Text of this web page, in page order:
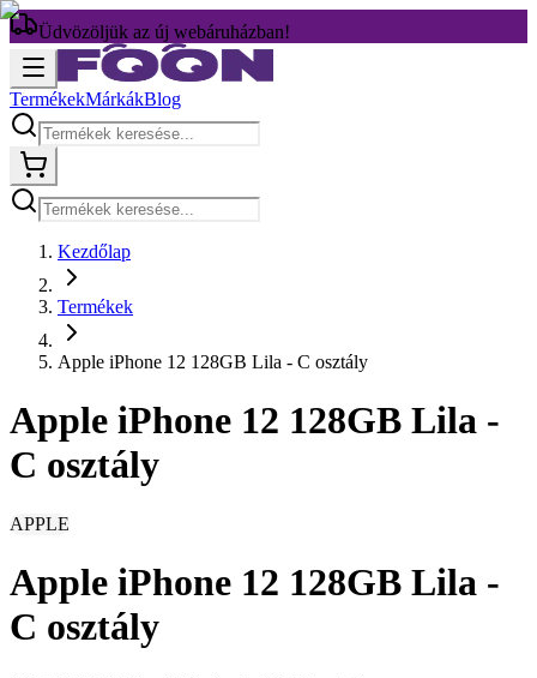
Üdvözöljük az új webáruházban!
TermékekMárkákBlog
Kezdőlap
Termékek
Apple iPhone 12 128GB Lila - C osztály
Apple iPhone 12 128GB Lila -
C osztály
APPLE
Apple iPhone 12 128GB Lila -
C osztály